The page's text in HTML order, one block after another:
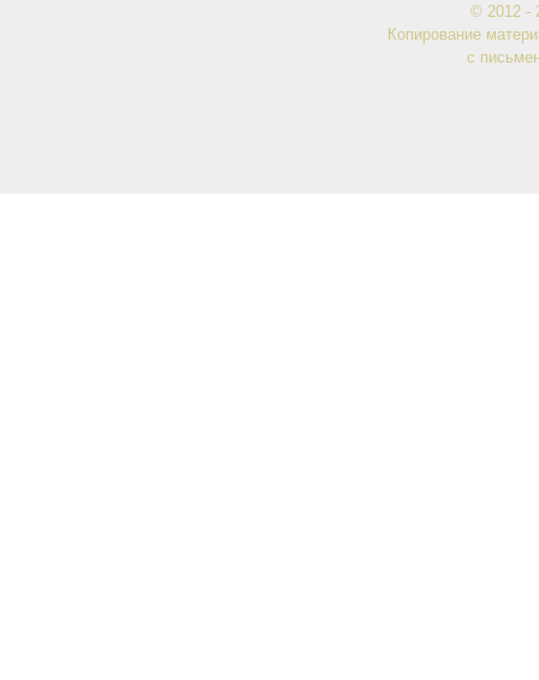
© 2012 -
Копирование
с